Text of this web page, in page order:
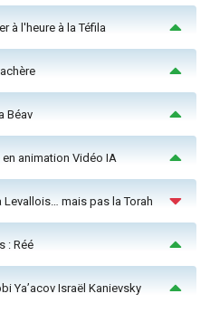
à l'heure à la Téfila
Béav
en animation Vidéo IA
Levallois… mais pas la Torah
: Réé
Ya’acov Israël Kanievsky